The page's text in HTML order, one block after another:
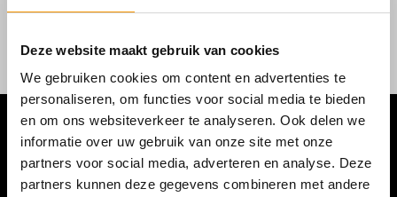
Deze website maakt gebruik van cookies
We gebruiken cookies om content en advertenties te
personaliseren, om functies voor social media te bieden
en om ons websiteverkeer te analyseren. Ook delen we
informatie over uw gebruik van onze site met onze
partners voor social media, adverteren en analyse. Deze
partners kunnen deze gegevens combineren met andere